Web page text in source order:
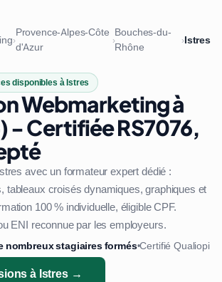
›
Provence-Alpes-Côte
d'Azur
›
Bouches-du-
Rhône
›Istres
disponibles à Istres
Webmarketing à
- Certifiée RS7076,
avec un formateur expert dédié :
tableaux croisés dynamiques, graphiques et
100 % individuelle, éligible CPF.
ENI reconnue par les employeurs.
nombreux stagiaires formés•Certifié Qualiopi
à Istres →